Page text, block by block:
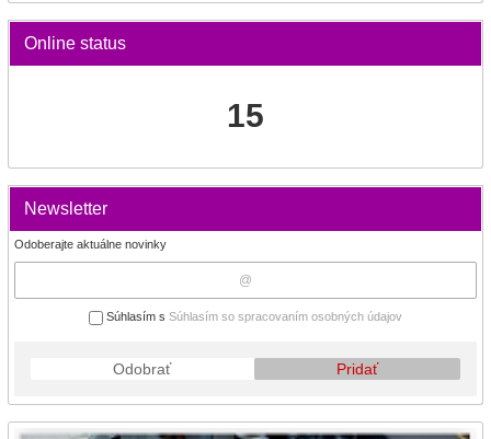
Online status
15
Newsletter
Odoberajte aktuálne novinky
Súhlasím s Súhlasím so spracovaním osobných údajov
Odobrať Pridať